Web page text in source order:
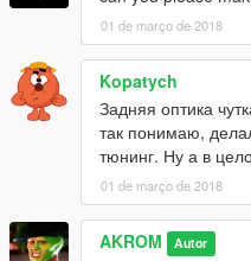
01 de março de 2018
Kopatych
Задняя оптика
так понимаю,
тюнинг. Ну а в
01 de março de 2018
AKROM Autor